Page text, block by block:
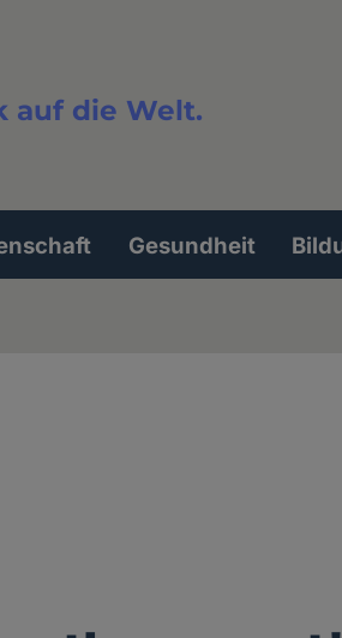
auf die Welt.
Gesundheit